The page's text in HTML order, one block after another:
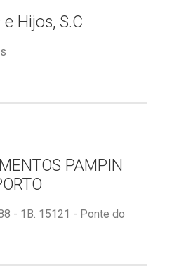
Hijos, S.C
PAMPIN
- 1B. 15121 - Ponte do